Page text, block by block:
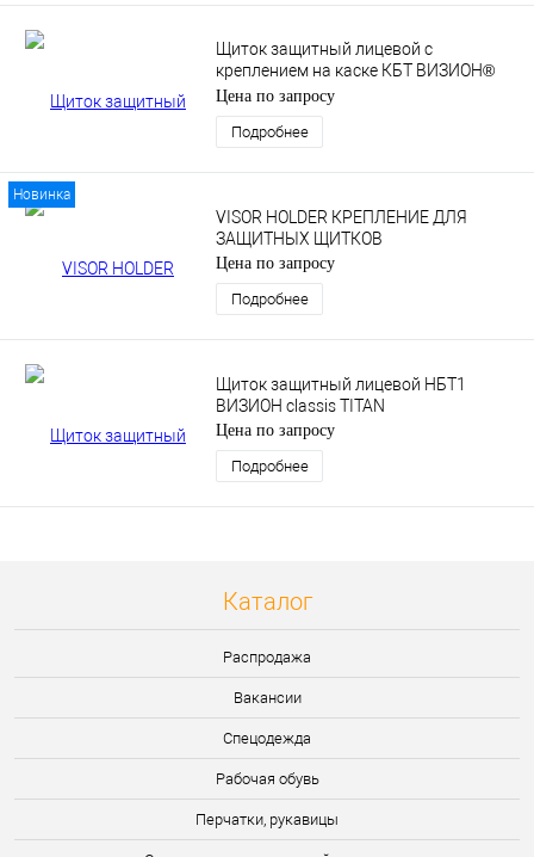
Щиток защитный лицевой с
креплением на каске КБТ ВИЗИОН®
TITAN
Цена по запросу
Подробнее
Новинка
VISOR HOLDER КРЕПЛЕНИЕ ДЛЯ
ЗАЩИТНЫХ ЩИТКОВ
Цена по запросу
Подробнее
Щиток защитный лицевой НБТ1
ВИЗИОН classis TITAN
Цена по запросу
Подробнее
Каталог
Распродажа
Вакансии
Спецодежда
Рабочая обувь
Перчатки, рукавицы